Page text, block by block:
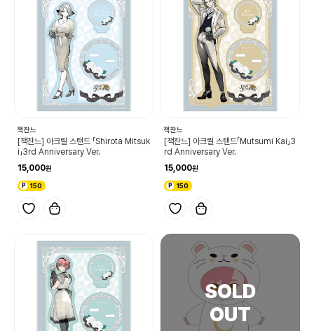
잭잔느
[잭잔느] 아크릴 스탠드 「Shirota Mitsuk
i」3rd Anniversary Ver.
15,000
150
잭잔느
[잭잔느] 아크릴 스탠드「Mutsumi Kai」3
rd Anniversary Ver.
15,000
150